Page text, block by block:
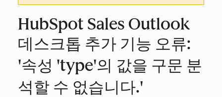
HubSpot Sales Outlook
데스크톱 추가 기능 오류:
'속성 'type'의 값을 구문 분
석할 수 없습니다.'